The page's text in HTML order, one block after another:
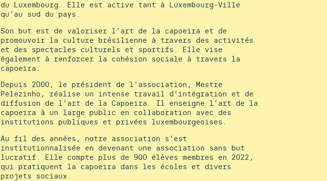
du Luxembourg. Elle est active tant à Luxembourg-Ville
qu’au sud du pays.
Son but est de valoriser l’art de la capoeira et de
promouvoir la culture brésilienne à travers des activités
et des spectacles culturels et sportifs. Elle vise
également à renforcer la cohésion sociale à travers la
capoeira.
Depuis 2000, le président de l’association, Mestre
Pelezinho, réalise un intense travail d’intégration et de
diffusion de l’art de la Capoeira. Il enseigne l’art de la
capoeira à un large public en collaboration avec des
institutions publiques et privées luxembourgeoises.
Au fil des années, notre association s’est
institutionnalisée en devenant une association sans but
lucratif. Elle compte plus de 900 élèves membres en 2022,
qui pratiquent la capoeira dans les écoles et divers
projets sociaux.